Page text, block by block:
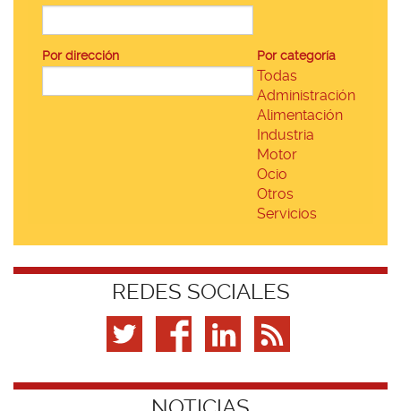
Por dirección Por categoría
Todas
Administración
Alimentación
Industria
Motor
Ocio
Otros
Servicios
REDES SOCIALES